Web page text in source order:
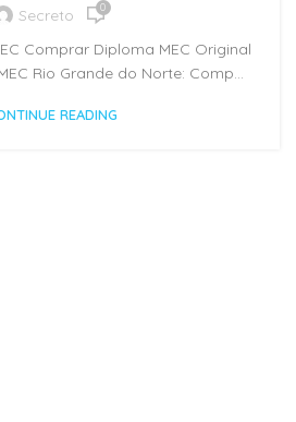
Secreto 0
Comprar Diploma MEC Original
Rio Grande do Norte: Comp...
READING